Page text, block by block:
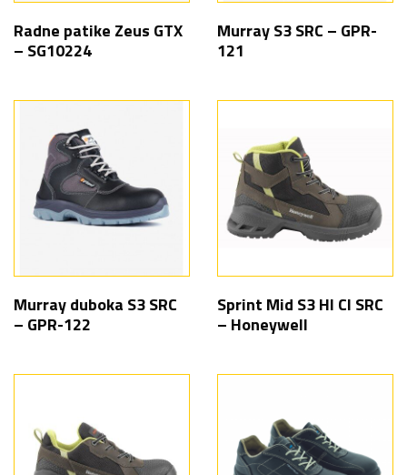
Radne patike Zeus GTX
– SG10224
Murray S3 SRC – GPR-
121
Murray duboka S3 SRC
– GPR-122
Sprint Mid S3 HI CI SRC
– Honeywell